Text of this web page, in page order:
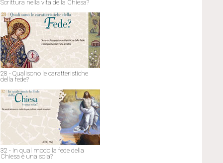
Scrittura nella vita della Chiesa?
28 - Qualisono le caratteristiche
della fede?
32 - In qual modo la fede della
Chiesa è una sola?